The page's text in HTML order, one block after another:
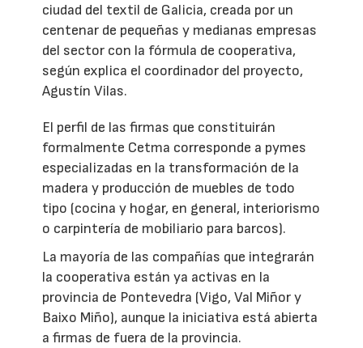
ciudad del textil de Galicia, creada por un
centenar de pequeñas y medianas empresas
del sector con la fórmula de cooperativa,
según explica el coordinador del proyecto,
Agustín Vilas.
El perfil de las firmas que constituirán
formalmente Cetma corresponde a pymes
especializadas en la transformación de la
madera y producción de muebles de todo
tipo (cocina y hogar, en general, interiorismo
o carpintería de mobiliario para barcos).
La mayoría de las compañías que integrarán
la cooperativa están ya activas en la
provincia de Pontevedra (Vigo, Val Miñor y
Baixo Miño), aunque la iniciativa está abierta
a firmas de fuera de la provincia.